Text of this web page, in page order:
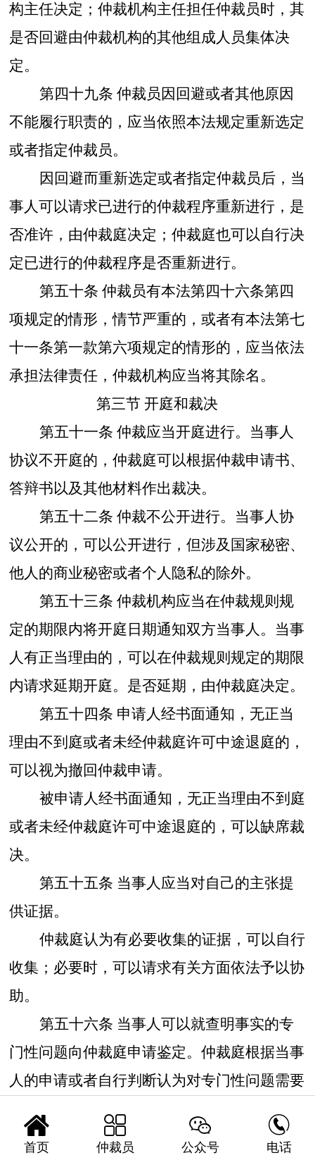
构主任决定；仲裁机构主任担任仲裁员时，其
是否回避由仲裁机构的其他组成人员集体决
定。
第四十九条 仲裁员因回避或者其他原因
不能履行职责的，应当依照本法规定重新选定
或者指定仲裁员。
因回避而重新选定或者指定仲裁员后，当
事人可以请求已进行的仲裁程序重新进行，是
否准许，由仲裁庭决定；仲裁庭也可以自行决
定已进行的仲裁程序是否重新进行。
第五十条 仲裁员有本法第四十六条第四
项规定的情形，情节严重的，或者有本法第七
十一条第一款第六项规定的情形的，应当依法
承担法律责任，仲裁机构应当将其除名。
第三节 开庭和裁决
第五十一条 仲裁应当开庭进行。当事人
协议不开庭的，仲裁庭可以根据仲裁申请书、
答辩书以及其他材料作出裁决。
第五十二条 仲裁不公开进行。当事人协
议公开的，可以公开进行，但涉及国家秘密、
他人的商业秘密或者个人隐私的除外。
第五十三条 仲裁机构应当在仲裁规则规
定的期限内将开庭日期通知双方当事人。当事
人有正当理由的，可以在仲裁规则规定的期限
内请求延期开庭。是否延期，由仲裁庭决定。
第五十四条 申请人经书面通知，无正当
理由不到庭或者未经仲裁庭许可中途退庭的，
可以视为撤回仲裁申请。
被申请人经书面通知，无正当理由不到庭
或者未经仲裁庭许可中途退庭的，可以缺席裁
决。
第五十五条 当事人应当对自己的主张提
供证据。
仲裁庭认为有必要收集的证据，可以自行
收集；必要时，可以请求有关方面依法予以协
助。
第五十六条 当事人可以就查明事实的专
门性问题向仲裁庭申请鉴定。仲裁庭根据当事
人的申请或者自行判断认为对专门性问题需要
也可以由仲裁庭指定的鉴定人鉴定。

首页

仲裁员

公众号

电话